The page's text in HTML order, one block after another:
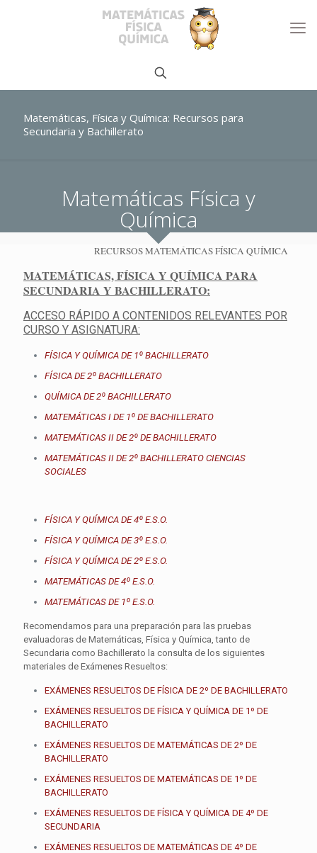
Matemáticas, Física y Química: Recursos para
Secundaria y Bachillerato
Matemáticas Física y
Química
RECURSOS MATEMÁTICAS FÍSICA QUÍMICA
MATEMÁTICAS, FÍSICA Y QUÍMICA PARA
SECUNDARIA Y BACHILLERATO:
ACCESO RÁPIDO A CONTENIDOS RELEVANTES POR
CURSO Y ASIGNATURA:
FÍSICA Y QUÍMICA DE 1º BACHILLERATO
FÍSICA DE 2º BACHILLERATO
QUÍMICA DE 2º BACHILLERATO
MATEMÁTICAS I DE 1º DE BACHILLERATO
MATEMÁTICAS II DE 2º DE BACHILLERATO
MATEMÁTICAS II DE 2º BACHILLERATO CIENCIAS
SOCIALES
FÍSICA Y QUÍMICA DE 4º E.S.O.
FÍSICA Y QUÍMICA DE 3º E.S.O.
FÍSICA Y QUÍMICA DE 2º E.S.O.
MATEMÁTICAS DE 4º E.S.O.
MATEMÁTICAS DE 1º E.S.O.
Recomendamos para una preparación para las pruebas
evaluadoras de Matemáticas, Física y Química, tanto de
Secundaria como Bachillerato la consulta de los siguientes
materiales de Exámenes Resueltos:
EXÁMENES RESUELTOS DE FÍSICA DE 2º DE BACHILLERATO
EXÁMENES RESUELTOS DE FÍSICA Y QUÍMICA DE 1º DE
BACHILLERATO
EXÁMENES RESUELTOS DE MATEMÁTICAS DE 2º DE
BACHILLERATO
EXÁMENES RESUELTOS DE MATEMÁTICAS DE 1º DE
BACHILLERATO
EXÁMENES RESUELTOS DE FÍSICA Y QUÍMICA DE 4º DE
SECUNDARIA
EXÁMENES RESUELTOS DE MATEMÁTICAS DE 4º DE